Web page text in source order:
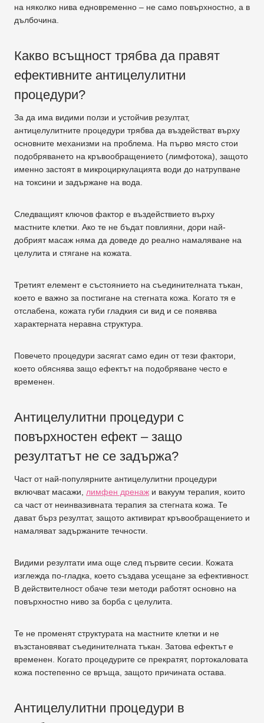
на няколко нива едновременно – не само повърхностно, а в
дълбочина.
Какво всъщност трябва да правят
ефективните антицелулитни
процедури?
За да има видими ползи и устойчив резултат,
антицелулитните процедури трябва да въздействат върху
основните механизми на проблема. На първо място стои
подобряването на кръвообращението (лимфотока), защото
именно застоят в микроциркулацията води до натрупване
на токсини и задържане на вода.
Следващият ключов фактор е въздействието върху
мастните клетки. Ако те не бъдат повлияни, дори най-
добрият масаж няма да доведе до реално намаляване на
целулита и стягане на кожата.
Третият елемент е състоянието на съединителната тъкан,
което е важно за постигане на стегната кожа. Когато тя е
отслабена, кожата губи гладкия си вид и се появява
характерната неравна структура.
Повечето процедури засягат само един от тези фактори,
което обяснява защо ефектът на подобряване често е
временен.
Антицелулитни процедури с
повърхностен ефект – защо
резултатът не се задържа?
Част от най-популярните антицелулитни процедури
включват масажи, лимфен дренаж и вакуум терапия, които
са част от неинвазивната терапия за стегната кожа. Те
дават бърз резултат, защото активират кръвообращението и
намаляват задържаните течности.
Видими резултати има още след първите сесии. Кожата
изглежда по-гладка, което създава усещане за ефективност.
В действителност обаче тези методи работят основно на
повърхностно ниво за борба с целулита.
Те не променят структурата на мастните клетки и не
възстановяват съединителната тъкан. Затова ефектът е
временен. Когато процедурите се прекратят, портокаловата
кожа постепенно се връща, защото причината остава.
Антицелулитни процедури в